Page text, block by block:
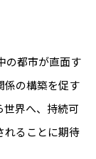
の都市が直面す
係の構築を促す
界へ、持続可
れることに期待